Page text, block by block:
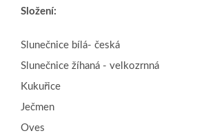
Složení:
Slunečnice bílá- česká
Slunečnice žíhaná - velkozrnná
Kukuřice
Ječmen
Oves